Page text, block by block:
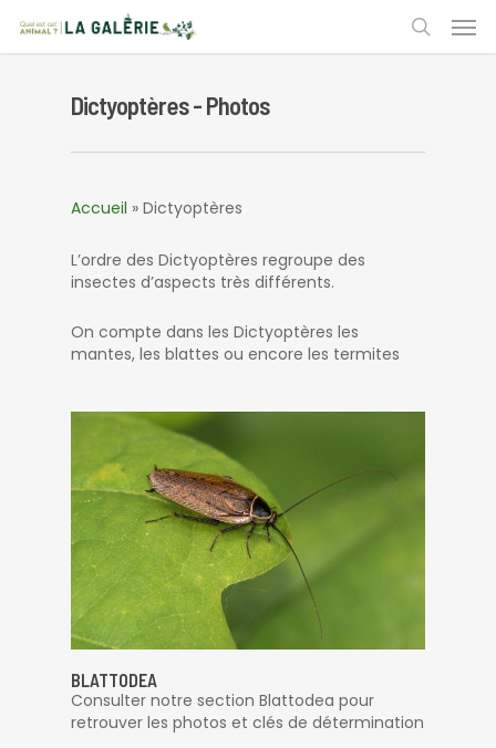
main
search
Dictyoptères - Photos
Accueil » Dictyoptères
L’ordre des Dictyoptères regroupe des
insectes d’aspects très différents.
On compte dans les Dictyoptères les
mantes, les blattes ou encore les termites
BLATTODEA
Consulter notre section Blattodea pour
retrouver les photos et clés de détermination